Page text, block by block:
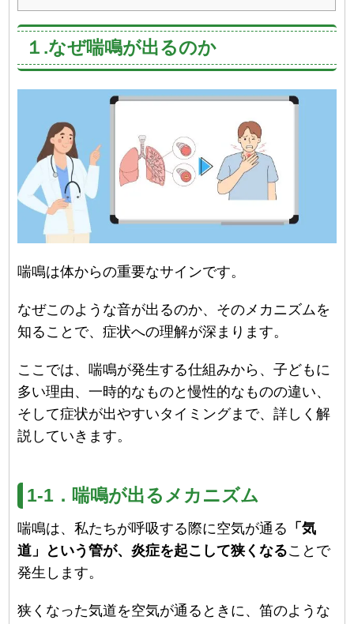
１.なぜ喘鳴が出るのか
喘鳴は体からの重要なサインです。
なぜこのような音が出るのか、そのメカニズムを
知ることで、症状への理解が深まります。
ここでは、喘鳴が発生する仕組みから、子どもに
多い理由、一時的なものと慢性的なものの違い、
そして症状が出やすいタイミングまで、詳しく解
説していきます。
1-1．喘鳴が出るメカニズム
喘鳴は、私たちが呼吸する際に空気が通る 「気
道」という管が、炎症を起こして狭くなることで
発生します。
狭くなった気道を空気が通るときに、笛のような